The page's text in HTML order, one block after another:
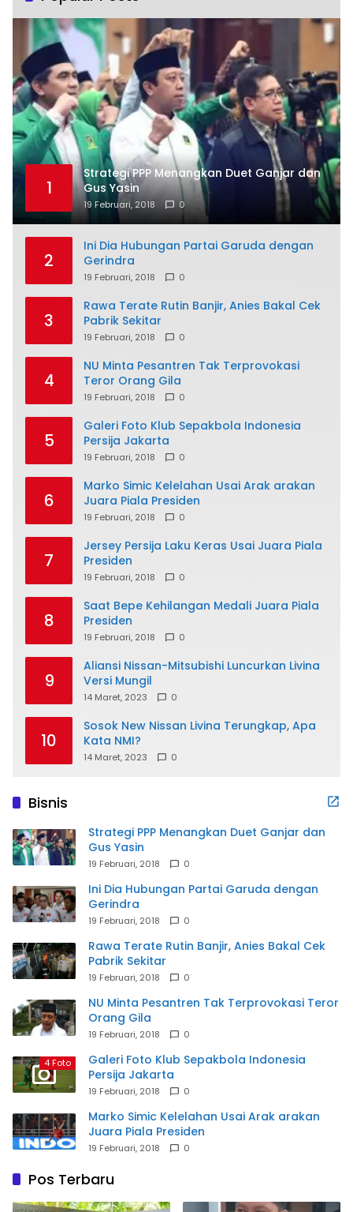
1
Strategi PPP Menangkan Duet Ganjar dan
Gus Yasin
19 Februari, 2018 0
2
Ini Dia Hubungan Partai Garuda dengan
Gerindra
19 Februari, 2018 0
3
Rawa Terate Rutin Banjir, Anies Bakal Cek
Pabrik Sekitar
19 Februari, 2018 0
4
NU Minta Pesantren Tak Terprovokasi
Teror Orang Gila
19 Februari, 2018 0
5
Galeri Foto Klub Sepakbola Indonesia
Persija Jakarta
19 Februari, 2018 0
6
Marko Simic Kelelahan Usai Arak arakan
Juara Piala Presiden
19 Februari, 2018 0
7
Jersey Persija Laku Keras Usai Juara Piala
Presiden
19 Februari, 2018 0
8
Saat Bepe Kehilangan Medali Juara Piala
Presiden
19 Februari, 2018 0
9
Aliansi Nissan-Mitsubishi Luncurkan Livina
Versi Mungil
14 Maret, 2023 0
10
Sosok New Nissan Livina Terungkap, Apa
Kata NMI?
14 Maret, 2023 0
Bisnis
Strategi PPP Menangkan Duet Ganjar dan
Gus Yasin
19 Februari, 2018 0
Ini Dia Hubungan Partai Garuda dengan
Gerindra
19 Februari, 2018 0
Rawa Terate Rutin Banjir, Anies Bakal Cek
Pabrik Sekitar
19 Februari, 2018 0
NU Minta Pesantren Tak Terprovokasi Teror
Orang Gila
19 Februari, 2018 0
4 Foto
Galeri Foto Klub Sepakbola Indonesia
Persija Jakarta
19 Februari, 2018 0
Marko Simic Kelelahan Usai Arak arakan
Juara Piala Presiden
19 Februari, 2018 0
Pos Terbaru